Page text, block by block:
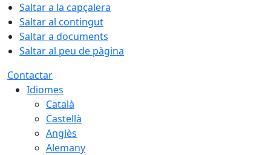
Saltar a la capçalera
Saltar al contingut
Saltar a documents
Saltar al peu de pàgina
Contactar
Idiomes
Català
Castellà
Anglès
Alemany